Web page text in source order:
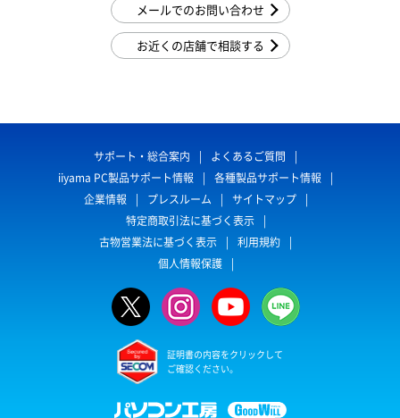
メールでのお問い合わせ
お近くの店舗で相談する
サポート・総合案内
よくあるご質問
iiyama PC製品サポート情報
各種製品サポート情報
企業情報
プレスルーム
サイトマップ
特定商取引法に基づく表示
古物営業法に基づく表示
利用規約
個人情報保護
証明書の内容をクリックして
ご確認ください。